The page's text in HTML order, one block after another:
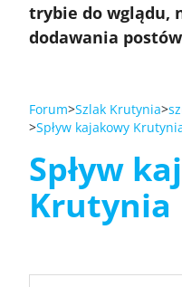
trybie do wglądu,
dodawania postów
Forum Szlak Krutynia
Spływ kajakowy
Spływ
Krutynia